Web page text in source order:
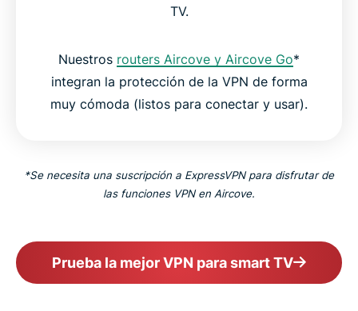
TV.
Nuestros routers Aircove y Aircove Go*
integran la protección de la VPN de forma
muy cómoda (listos para conectar y usar).
*Se necesita una suscripción a ExpressVPN para disfrutar de
las funciones VPN en Aircove.
Prueba la mejor VPN para smart TV